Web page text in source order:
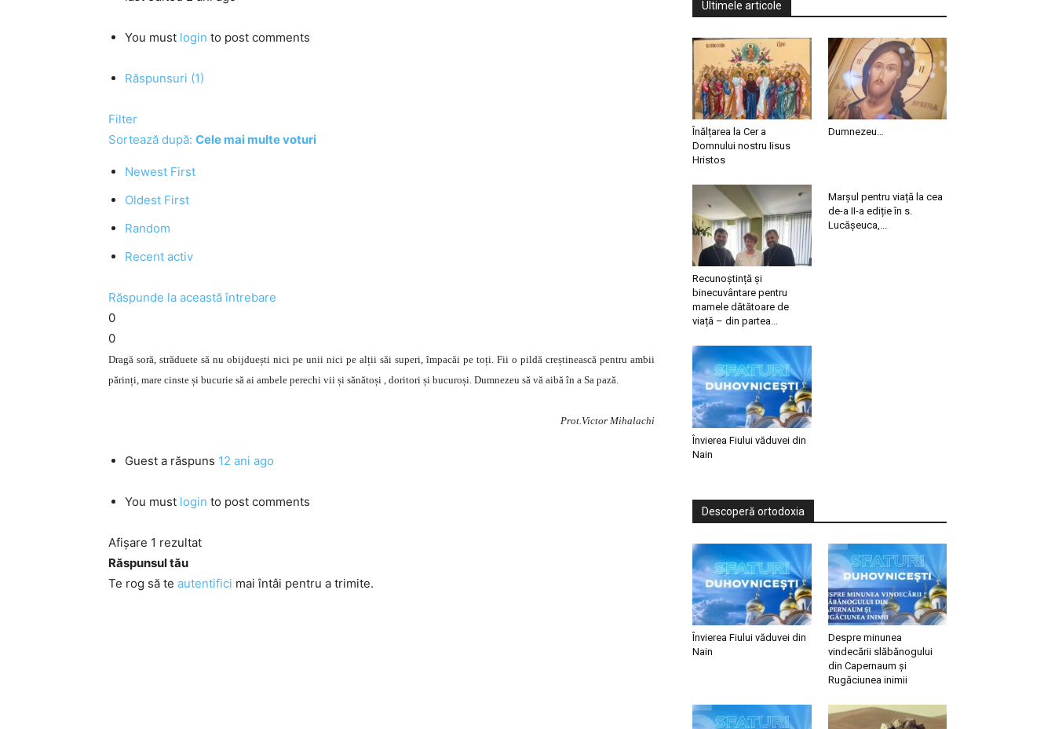
You must login to post comments
Răspunsuri (1)
Filter
Sortează după: Cele mai multe voturi
Newest First
Oldest First
Random
Recent activ
Răspunde la această întrebare
0
0
Dragă soră, străduete să nu obijduești nici pe unii nici pe alții săi superi, împacăi pe toți. Fii o pildă creștinească pentru ambii
părinți, mare cinste și bucurie să ai ambele perechi vii și sănătoși , doritori și bucuroși. Dumnezeu să vă aibă în a Sa pază.
Prot.Victor Mihalachi
Guest a răspuns 12 ani ago
You must login to post comments
Afișare 1 rezultat
Răspunsul tău
Te rog să te autentifici mai întâi pentru a trimite.
Ultimele articole
Înălțarea la Cer a
Domnului nostru Iisus
Hristos
Dumnezeu…
Recunoștință și
binecuvântare pentru
mamele dătătoare de
viață – din partea...
Marșul pentru viață la cea
de-a II-a ediție în s.
Lucășeuca,...
Învierea Fiului văduvei din
Nain
Descoperă ortodoxia
Învierea Fiului văduvei din
Nain
Despre minunea
vindecării slăbănogului
din Capernaum și
Rugăciunea inimii